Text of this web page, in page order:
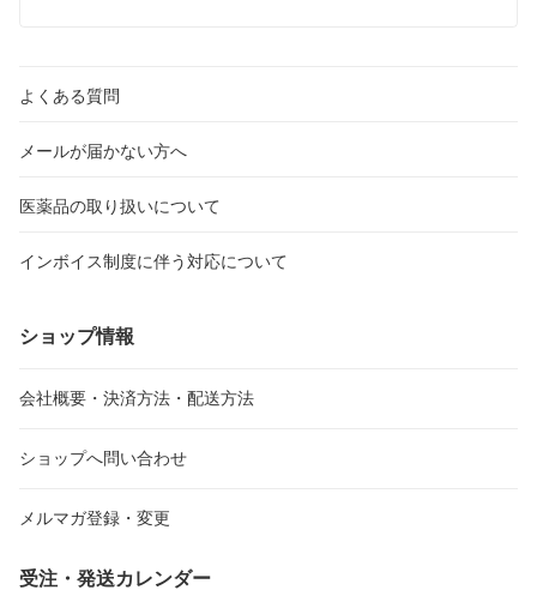
よくある質問
メールが届かない方へ
医薬品の取り扱いについて
インボイス制度に伴う対応について
ショップ情報
会社概要・決済方法・配送方法
ショップへ問い合わせ
メルマガ登録・変更
受注・発送カレンダー